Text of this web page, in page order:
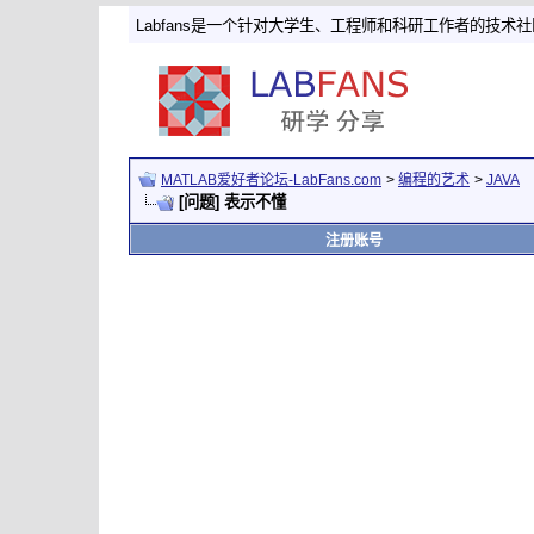
Labfans是一个针对大学生、工程师和科研工作者的技术社
MATLAB爱好者论坛-LabFans.com > 编程的艺术 > JAVA
[问题] 表示不懂
注册账号